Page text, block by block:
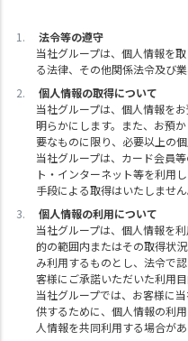
法令等の遵守
当社グループは、個人情報を
る法律、その他関係法令及び
個人情報の取得について
当社グループは、個人情報を
明らかにします。また、お預
要なものに限り、必要以上の
当社グループは、カード会員
ト・インターネット等を利用
手段による取得はいたしません
個人情報の利用について
当社グループは、個人情報を
的の範囲内またはその取得状
み利用するものとし、法令で
客様にご承諾いただいた利用
当社グループでは、お客様に
供するために、個人情報の利
人情報を共同利用する場合があ